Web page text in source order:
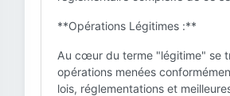
**Opérations Légitimes :**
Au cœur du terme "légitime" se
opérations menées
lois, réglementations et